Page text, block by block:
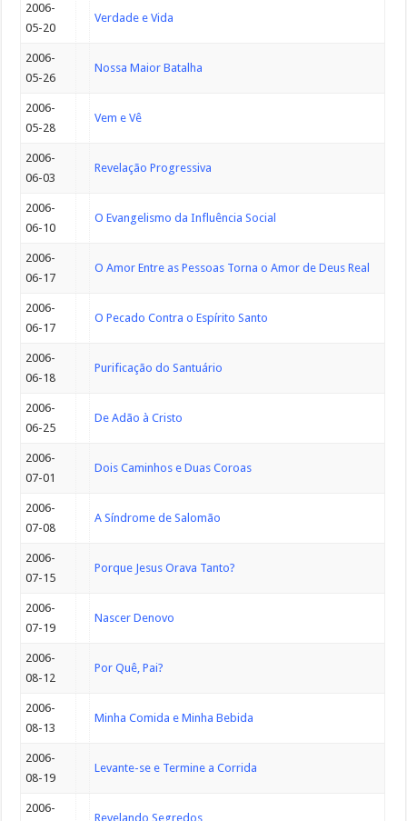
2006-
05-20
Verdade e Vida
2006-
05-26
Nossa Maior Batalha
2006-
05-28
Vem e Vê
2006-
06-03
Revelação Progressiva
2006-
06-10
O Evangelismo da Influência Social
2006-
06-17
O Amor Entre as Pessoas Torna o Amor de Deus Real
2006-
06-17
O Pecado Contra o Espírito Santo
2006-
06-18
Purificação do Santuário
2006-
06-25
De Adão à Cristo
2006-
07-01
Dois Caminhos e Duas Coroas
2006-
07-08
A Síndrome de Salomão
2006-
07-15
Porque Jesus Orava Tanto?
2006-
07-19
Nascer Denovo
2006-
08-12
Por Quê, Pai?
2006-
08-13
Minha Comida e Minha Bebida
2006-
08-19
Levante-se e Termine a Corrida
2006-
Revelando Segredos